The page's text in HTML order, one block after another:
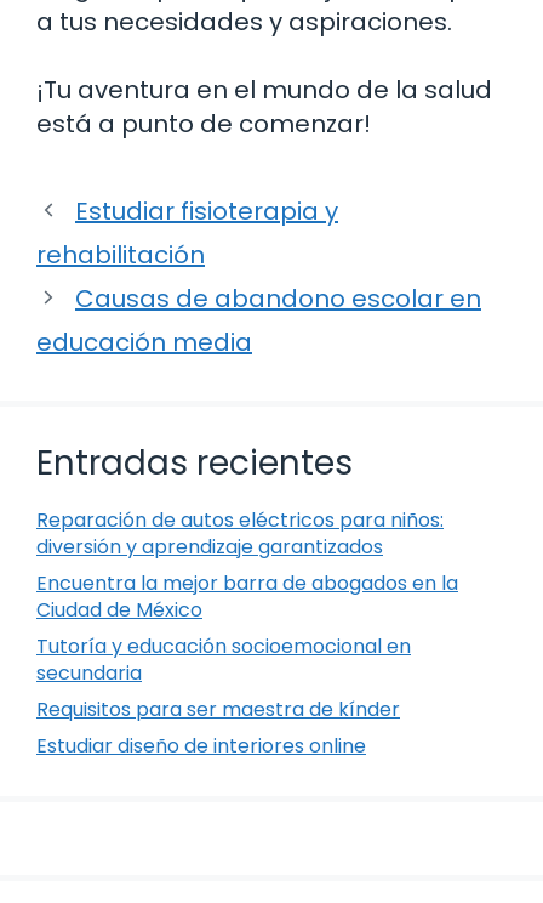
a tus necesidades y aspiraciones.
¡Tu aventura en el mundo de la salud
está a punto de comenzar!
Estudiar fisioterapia y
rehabilitación
Causas de abandono escolar en
educación media
Entradas recientes
Reparación de autos eléctricos para niños:
diversión y aprendizaje garantizados
Encuentra la mejor barra de abogados en la
Ciudad de México
Tutoría y educación socioemocional en
secundaria
Requisitos para ser maestra de kínder
Estudiar diseño de interiores online